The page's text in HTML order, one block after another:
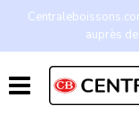
auprès